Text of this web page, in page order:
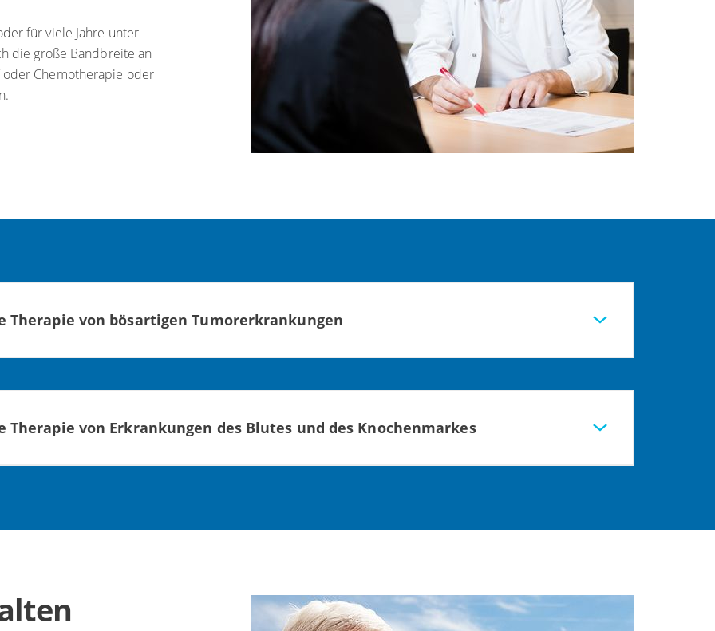
für viele Jahre unter
die große Bandbreite an
Chemotherapie oder
Therapie von bösartigen Tumorerkrankungen
und andere gynäkologische Tumore
Prostatakrebs
(CUP)
von Erkrankungen des Blutes und des Knochenmarkes